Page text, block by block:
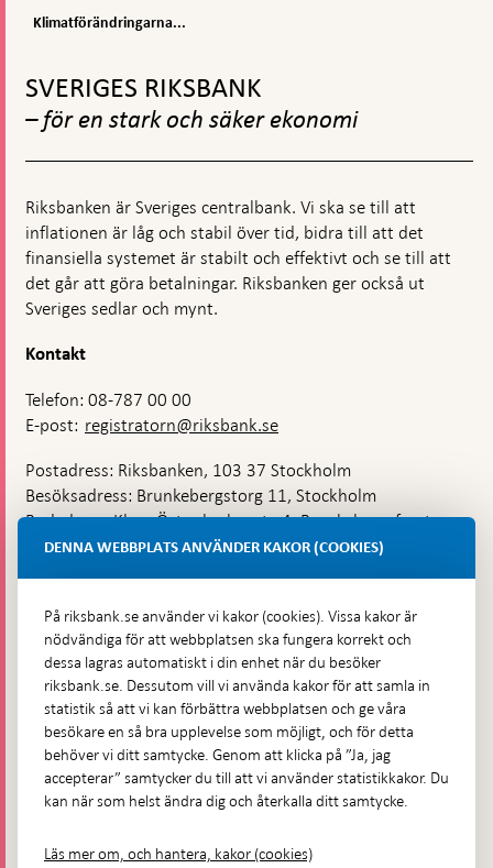
publicerat
Klimatförändringarna
Klimatförändringarna...
toppnavigation
SVERIGES RIKSBANK
– för en stark och säker ekonomi
Riksbanken är Sveriges centralbank. Vi ska se till att
inflationen är låg och stabil över tid, bidra till att det
finansiella systemet är stabilt och effektivt och se till att
det går att göra betalningar. Riksbanken ger också ut
Sveriges sedlar och mynt.
Kontakt
Telefon: 08-787 00 00
E-post: registratorn@riksbank.se
Postadress: Riksbanken, 103 37 Stockholm
Besöksadress: Brunkebergstorg 11, Stockholm
Budadress: Klara Östra kyrkogata 4, Brunkebergsfaret,
Lastplats 6
Hitta direkt
Frågor och svar-
Öppnas
i
ny
flik
Till Riksbankens webbarkiv-
Öppnas
i
ny
Presskontakt
Integritetspolicy
DENNA WEBBPLATS ANVÄNDER KAKOR (COOKIES)
På riksbank.se använder vi kakor (cookies). Vissa kakor är
nödvändiga för att webbplatsen ska fungera korrekt och
dessa lagras automatiskt i din enhet när du besöker
riksbank.se. Dessutom vill vi använda kakor för att samla in
statistik så att vi kan förbättra webbplatsen och ge våra
besökare en så bra upplevelse som möjligt, och för detta
behöver vi ditt samtycke. Genom att klicka på ”Ja, jag
accepterar” samtycker du till att vi använder statistikkakor. Du
kan när som helst ändra dig och återkalla ditt samtycke.
Läs mer om, och hantera, kakor (cookies)